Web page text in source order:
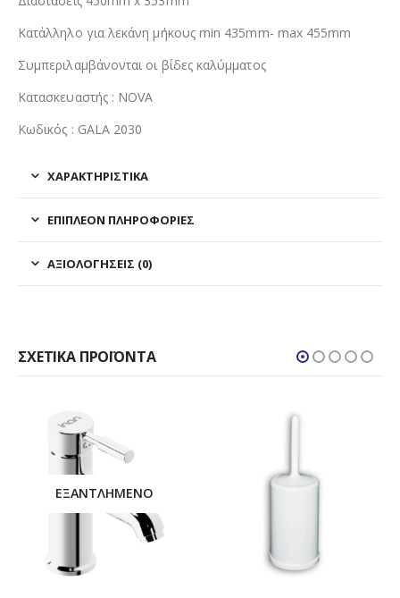
Κατάλληλο για λεκάνη μήκους min 435mm- max 455mm
Συμπεριλαμβάνονται οι βίδες καλύμματος
Κατασκευαστής : NOVA
Κωδικός : GALA 2030
ΧΑΡΑΚΤΗΡΙΣΤΙΚΑ
ΕΠΙΠΛΈΟΝ ΠΛΗΡΟΦΟΡΊΕΣ
ΑΞΙΟΛΟΓΉΣΕΙΣ (0)
ΣΧΕΤΙΚΆ ΠΡΟΪΌΝΤΑ
ΕΞΑΝΤΛΗΜΈΝΟ